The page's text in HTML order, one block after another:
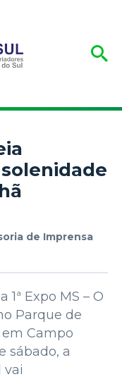
de Imprensa
Expo MS – O
Parque de
em Campo
sábado, a
vai